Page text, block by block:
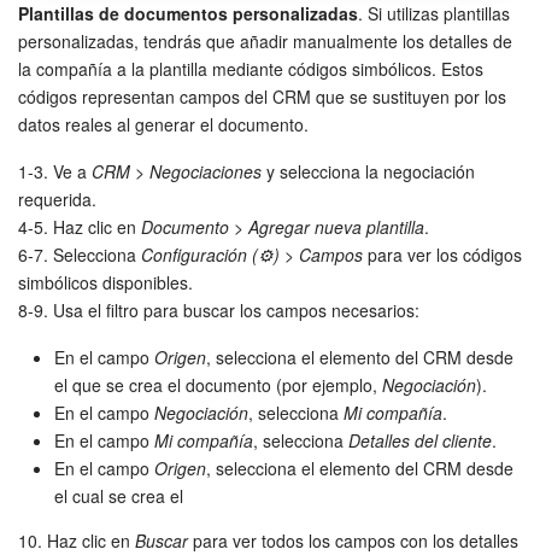
Plantillas de documentos personalizadas. Si utilizas plantillas
personalizadas, tendrás que añadir manualmente los detalles de
la compañía a la plantilla mediante códigos simbólicos. Estos
códigos representan campos del CRM que se sustituyen por los
datos reales al generar el documento.
1-3. Ve a CRM > Negociaciones y selecciona la negociación
requerida.
4-5. Haz clic en Documento >Agregar nueva plantilla.
6-7. Selecciona Configuración (⚙️) > Campos para ver los códigos
simbólicos disponibles.
8-9. Usa el filtro para buscar los campos necesarios:
En el campo Origen, selecciona el elemento del CRM desde
el que se crea el documento (por ejemplo, Negociación).
En el campo Negociación, selecciona Mi compañía.
En el campo Mi compañía, selecciona Detalles del cliente.
En el campo Origen, selecciona el elemento del CRM desde
el cual se crea el
10. Haz clic en Buscarpara ver todos los campos con los detalles